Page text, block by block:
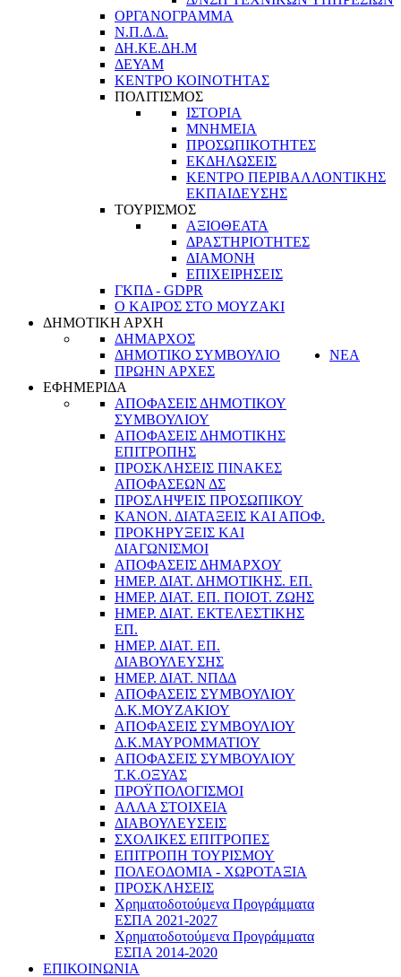
ΟΡΓΑΝΟΓΡΑΜΜΑ
Ν.Π.Δ.Δ.
ΔΗ.ΚΕ.ΔΗ.Μ
ΔΕΥΑΜ
ΚΕΝΤΡΟ ΚΟΙΝΟΤΗΤΑΣ
ΠΟΛΙΤΙΣΜΟΣ
ΙΣΤΟΡΙΑ
ΜΝΗΜΕΙΑ
ΠΡΟΣΩΠΙΚΟΤΗΤΕΣ
ΕΚΔΗΛΩΣΕΙΣ
ΚΕΝΤΡΟ ΠΕΡΙΒΑΛΛΟΝΤΙΚΗΣ
ΕΚΠΑΙΔΕΥΣΗΣ
ΤΟΥΡΙΣΜΟΣ
ΑΞΙΟΘΕΑΤΑ
ΔΡΑΣΤΗΡΙΟΤΗΤΕΣ
ΔΙΑΜΟΝΗ
ΕΠΙΧΕΙΡΗΣΕΙΣ
ΓΚΠΔ - GDPR
Ο ΚΑΙΡΟΣ ΣΤΟ ΜΟΥΖΑΚΙ
ΔΗΜΟΤΙΚΗ ΑΡΧΗ
ΔΗΜΑΡΧΟΣ
ΔΗΜΟΤΙΚΟ ΣΥΜΒΟΥΛΙΟ
ΠΡΩΗΝ ΑΡΧΕΣ
ΝΕΑ
ΕΦΗΜΕΡΙΔΑ
ΑΠΟΦΑΣΕΙΣ ΔΗΜΟΤΙΚΟΥ
ΣΥΜΒΟΥΛΙΟΥ
ΑΠΟΦΑΣΕΙΣ ΔΗΜΟΤΙΚΗΣ
ΕΠΙΤΡΟΠΗΣ
ΠΡΟΣΚΛΗΣΕΙΣ ΠΙΝΑΚΕΣ
ΑΠΟΦΑΣΕΩΝ ΔΣ
ΠΡΟΣΛΗΨΕΙΣ ΠΡΟΣΩΠΙΚΟΥ
ΚΑΝΟΝ. ΔΙΑΤΑΞΕΙΣ ΚΑΙ ΑΠΟΦ.
ΠΡΟΚΗΡΥΞΕΙΣ ΚΑΙ
ΔΙΑΓΩΝΙΣΜΟΙ
ΑΠΟΦΑΣΕΙΣ ΔΗΜΑΡΧΟΥ
ΗΜΕΡ. ΔΙΑΤ. ΔΗΜΟΤΙΚΗΣ. ΕΠ.
ΗΜΕΡ. ΔΙΑΤ. ΕΠ. ΠΟΙOΤ. ΖΩΗΣ
ΗΜΕΡ. ΔΙΑΤ. ΕΚΤΕΛΕΣΤΙΚΗΣ
ΕΠ.
ΗΜΕΡ. ΔΙΑΤ. ΕΠ.
ΔΙΑΒΟΥΛΕΥΣΗΣ
ΗΜΕΡ. ΔΙΑΤ. ΝΠΔΔ
ΑΠΟΦΑΣΕΙΣ ΣΥΜΒΟΥΛΙΟΥ
Δ.Κ.ΜΟΥΖΑΚΙΟΥ
ΑΠΟΦΑΣΕΙΣ ΣΥΜΒΟΥΛΙΟΥ
Δ.Κ.ΜΑΥΡΟΜΜΑΤΙΟΥ
ΑΠΟΦΑΣΕΙΣ ΣΥΜΒΟΥΛΙΟΥ
Τ.Κ.ΟΞΥΑΣ
ΠΡΟΫΠΟΛΟΓΙΣΜΟΙ
ΑΛΛΑ ΣΤΟΙΧΕΙΑ
ΔΙΑΒΟΥΛΕΥΣΕΙΣ
ΣΧΟΛΙΚΕΣ ΕΠΙΤΡΟΠΕΣ
ΕΠΙΤΡΟΠΗ ΤΟΥΡΙΣΜΟΥ
ΠΟΛΕΟΔΟΜΙΑ - ΧΩΡΟΤΑΞΙΑ
ΠΡΟΣΚΛΗΣΕΙΣ
Χρηματοδοτούμενα Προγράμματα
ΕΣΠΑ 2021-2027
Χρηματοδοτούμενα Προγράμματα
ΕΣΠΑ 2014-2020
ΕΠΙΚΟΙΝΩΝΙΑ